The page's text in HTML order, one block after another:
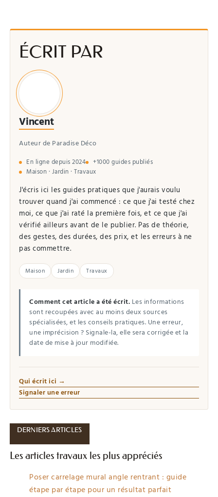
ÉCRIT PAR
Vincent
Auteur de Paradise Déco
En ligne depuis 2024
+1000 guides publiés
Maison · Jardin · Travaux
J'écris ici les guides pratiques que j'aurais voulu
trouver quand j'ai commencé : ce que j'ai testé chez
moi, ce que j'ai raté la première fois, et ce que j'ai
vérifié ailleurs avant de le publier. Pas de théorie,
des gestes, des durées, des prix, et les erreurs à ne
pas commettre.
Maison Jardin Travaux
Comment cet article a été écrit. Les informations
sont recoupées avec au moins deux sources
spécialisées, et les conseils pratiques. Une erreur,
une imprécision ? Signale-la, elle sera corrigée et la
date de mise à jour modifiée.
Qui écrit ici →
Signaler une erreur
DERNIERS ARTICLES
Les articles travaux les plus appréciés
Poser carrelage mural angle rentrant : guide
étape par étape pour un résultat parfait